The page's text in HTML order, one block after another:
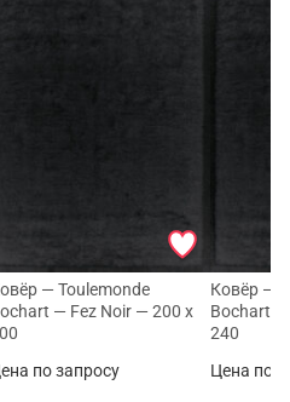
— Toulemonde
— Fez Noir — 200 x
по запросу
Ковёр —
Bochart —
240
Цена по